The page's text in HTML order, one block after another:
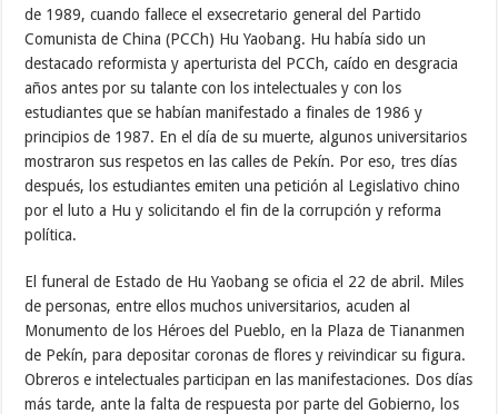
de 1989, cuando fallece el exsecretario general del Partido
Comunista de China (PCCh) Hu Yaobang. Hu había sido un
destacado reformista y aperturista del PCCh, caído en desgracia
años antes por su talante con los intelectuales y con los
estudiantes que se habían manifestado a finales de 1986 y
principios de 1987. En el día de su muerte, algunos universitarios
mostraron sus respetos en las calles de Pekín. Por eso, tres días
después, los estudiantes emiten una petición al Legislativo chino
por el luto a Hu y solicitando el fin de la corrupción y reforma
política.
El funeral de Estado de Hu Yaobang se oficia el 22 de abril. Miles
de personas, entre ellos muchos universitarios, acuden al
Monumento de los Héroes del Pueblo, en la Plaza de Tiananmen
de Pekín, para depositar coronas de flores y reivindicar su figura.
Obreros e intelectuales participan en las manifestaciones. Dos días
más tarde, ante la falta de respuesta por parte del Gobierno, los